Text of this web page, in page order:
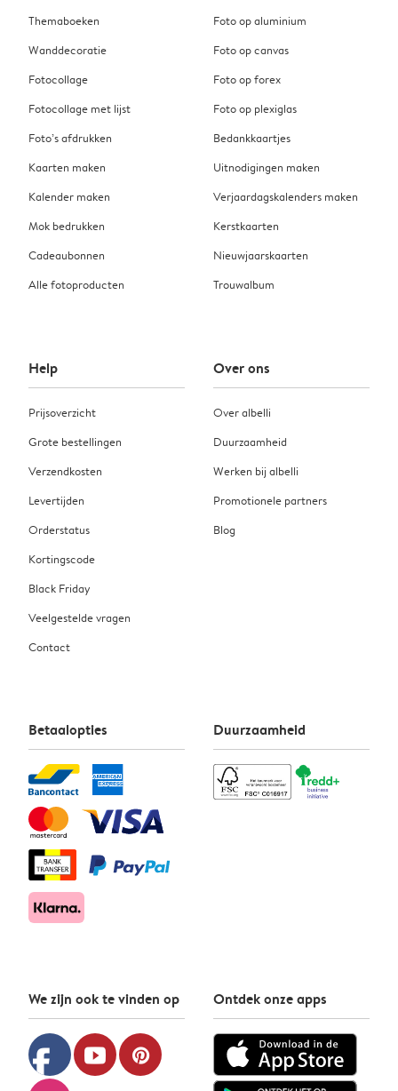
Themaboeken
Wanddecoratie
Fotocollage
Fotocollage met lijst
Foto’s afdrukken
Kaarten maken
Kalender maken
Mok bedrukken
Cadeaubonnen
Alle fotoproducten
Foto op aluminium
Foto op canvas
Foto op forex
Foto op plexiglas
Bedankkaartjes
Uitnodigingen maken
Verjaardagskalenders maken
Kerstkaarten
Nieuwjaarskaarten
Trouwalbum
Help
Prijsoverzicht
Grote bestellingen
Verzendkosten
Levertijden
Orderstatus
Kortingscode
Black Friday
Veelgestelde vragen
Contact
Over ons
Over albelli
Duurzaamheid
Werken bij albelli
Promotionele partners
Blog
Betaalopties Duurzaamheid
We zijn ook te vinden op
facebook youtube pinterest
Ontdek onze apps